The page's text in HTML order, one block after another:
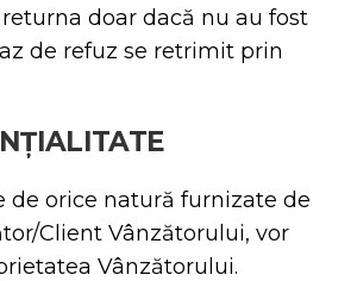
doar dacă nu au fost
de refuz se retrimit prin
de orice natură furnizate de
Client Vânzătorului, vor
Vânzătorului.